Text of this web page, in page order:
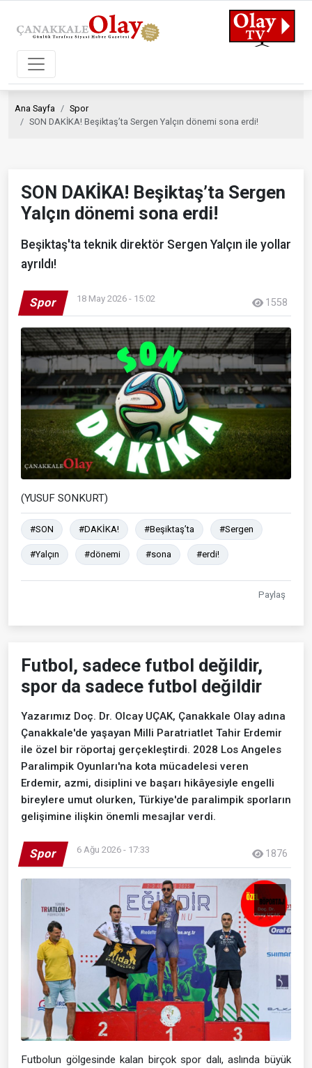
Ana Sayfa
Spor
SON DAKİKA! Beşiktaş’ta Sergen Yalçın dönemi sona erdi!
SON DAKİKA! Beşiktaş’ta Sergen
Yalçın dönemi sona erdi!
Beşiktaş'ta teknik direktör Sergen Yalçın ile yollar
ayrıldı!
Spor 18 May 2026 - 15:02 1558
(YUSUF SONKURT)
#SON #DAKİKA! #Beşiktaş’ta #Sergen
#Yalçın #dönemi #sona #erdi!
Paylaş
Futbol, sadece futbol değildir,
spor da sadece futbol değildir
Yazarımız Doç. Dr. Olcay UÇAK, Çanakkale Olay adına
Çanakkale'de yaşayan Milli Paratriatlet Tahir Erdemir
ile özel bir röportaj gerçekleştirdi. 2028 Los Angeles
Paralimpik Oyunları'na kota mücadelesi veren
Erdemir, azmi, disiplini ve başarı hikâyesiyle engelli
bireylere umut olurken, Türkiye'de paralimpik sporların
gelişimine ilişkin önemli mesajlar verdi.
Spor 6 Ağu 2026 - 17:33 1876
Futbolun gölgesinde kalan birçok spor dalı, aslında büyük